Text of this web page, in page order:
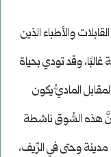
والأطباء الذين
وقد تودي بحياة
الماديُّ يكون
أنَّ هذه السُّوق ناشطة
وحتى في الرِّيف،